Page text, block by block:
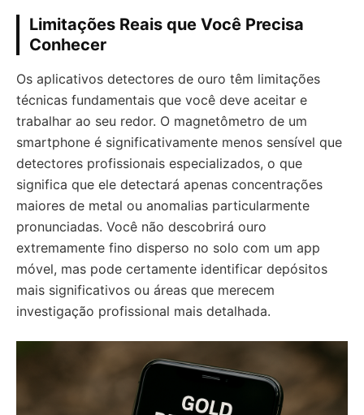
Limitações Reais que Você Precisa
Conhecer
Os aplicativos detectores de ouro têm limitações
técnicas fundamentais que você deve aceitar e
trabalhar ao seu redor. O magnetômetro de um
smartphone é significativamente menos sensível que
detectores profissionais especializados, o que
significa que ele detectará apenas concentrações
maiores de metal ou anomalias particularmente
pronunciadas. Você não descobrirá ouro
extremamente fino disperso no solo com um app
móvel, mas pode certamente identificar depósitos
mais significativos ou áreas que merecem
investigação profissional mais detalhada.